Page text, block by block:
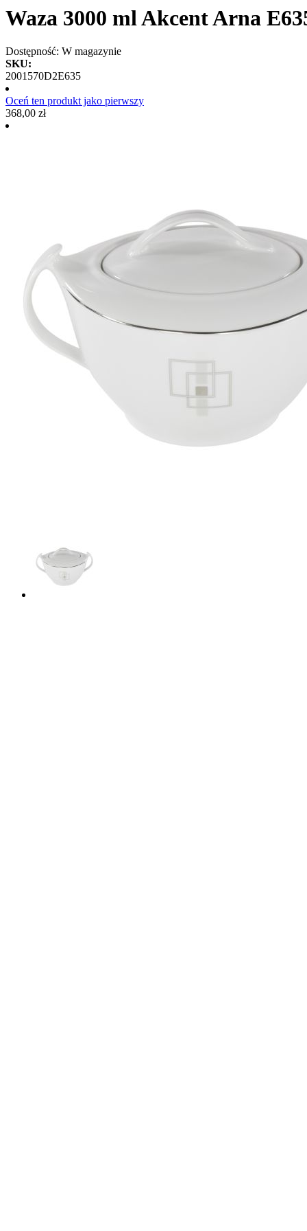
Waza 3000 ml Akcent Arna
Dostępność: W magazynie
SKU:
2001570D2E635
Oceń ten produkt jako pierwszy
368,00 zł